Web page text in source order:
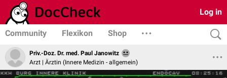
Log in
Community Flexikon Shop
Priv.-Doz. Dr. med. Paul Janowitz
Arzt | Ärztin (Innere Medizin - allgemein)